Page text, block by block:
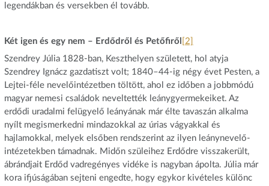
legendákban és versekben él tovább.
Két igen és egy nem – Erdődről és Petőfiről
[2]
Szendrey Júlia 1828-ban, Keszthelyen született, hol atyja
Szendrey Ignácz gazdatiszt volt; 1840–44-ig négy évet Pesten, a
Lejtei-féle nevelőintézetben töltött, ahol ez időben a jobbmódú
magyar nemesi családok neveltették leánygyermekeiket. Az
erdődi uradalmi felügyelő leányának már élte tavaszán alkalma
nyílt megismerkedni mindazokkal az úrias vágyakkal és
hajlamokkal, melyek elsőben rendszerint az ilyen leánynevelő-
intézetekben támadnak. Midőn szüleihez Erdődre visszakerült,
ábrándjait Erdőd vadregényes vidéke is nagyban ápolta. Júlia már
kora ifjúságában sejteni engedte, hogy egykor kivételes különc